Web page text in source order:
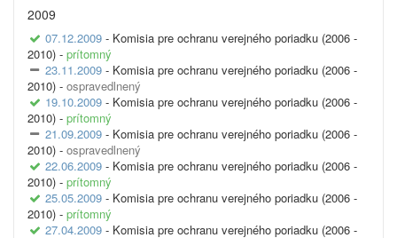
2009
07.12.2009 - Komisia pre ochranu verejného poriadku (2006 -
2010) - prítomný
23.11.2009 - Komisia pre ochranu verejného poriadku (2006 -
2010) - ospravedlnený
19.10.2009 - Komisia pre ochranu verejného poriadku (2006 -
2010) - prítomný
21.09.2009 - Komisia pre ochranu verejného poriadku (2006 -
2010) - ospravedlnený
22.06.2009 - Komisia pre ochranu verejného poriadku (2006 -
2010) - prítomný
25.05.2009 - Komisia pre ochranu verejného poriadku (2006 -
2010) - prítomný
27.04.2009 - Komisia pre ochranu verejného poriadku (2006 -